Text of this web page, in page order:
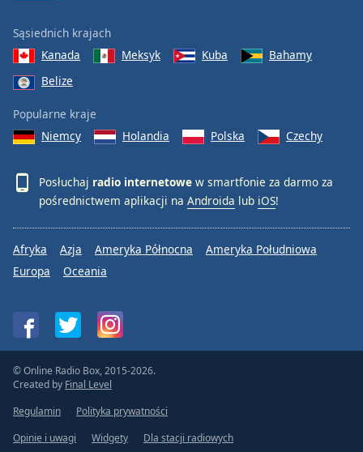
Sąsiednich krajach
Kanada
Meksyk Kuba
Bahamy
Belize
Popularne kraje
Niemcy
Holandia Polska Czechy
Posłuchaj radio internetowe w smartfonie za darmo za
pośrednictwem aplikacji na Androida lub iOS!
Afryka Azja Ameryka Północna
Ameryka Południowa
Europa
Oceania
© Online Radio Box, 2015-2026.
Created by Final Level
Regulamin
Polityka prywatności
Opinie i uwagi
Widgety Dla stacji radiowych